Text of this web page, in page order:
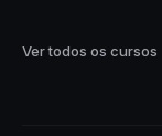
Ver todos os cursos